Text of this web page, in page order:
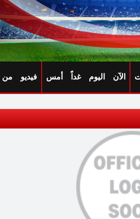
الآن اليوم غداً أمس فيديو من